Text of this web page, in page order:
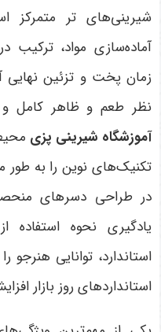
شیرینی‌های تر متمرکز
آماده‌سازی مواد،
زمان پخت و تزئین نهایی
نظر طعم و ظاهر کامل
آموزشگاه شیرینی پزی
تکنیک‌های نوین را به طور
در طراحی دسرهای
یادگیری نحوه استفاده
استاندارد، توانایی
استانداردهای روز بازار